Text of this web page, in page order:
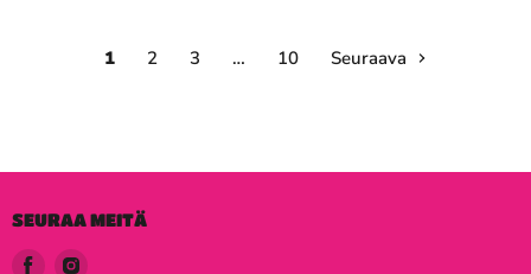
1 2 3 … 10 Seuraava
SEURAA MEITÄ
LöydäLöydä